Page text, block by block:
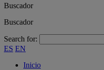
Buscador
Buscador
Search for:
ES EN
Inicio